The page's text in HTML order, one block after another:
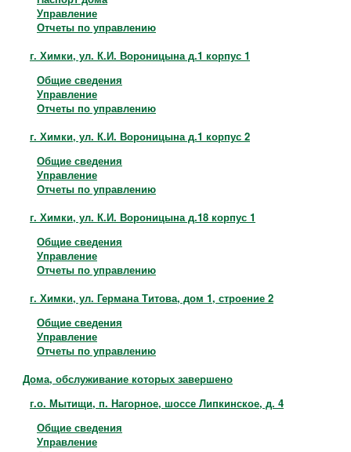
Управление
Отчеты по управлению
г. Химки, ул. К.И. Вороницына д.1 корпус 1
Общие сведения
Управление
Отчеты по управлению
г. Химки, ул. К.И. Вороницына д.1 корпус 2
Общие сведения
Управление
Отчеты по управлению
г. Химки, ул. К.И. Вороницына д.18 корпус 1
Общие сведения
Управление
Отчеты по управлению
г. Химки, ул. Германа Титова, дом 1, строение 2
Общие сведения
Управление
Отчеты по управлению
Дома, обслуживание которых завершено
г.о. Мытищи, п. Нагорное, шоссе Липкинское, д. 4
Общие сведения
Управление